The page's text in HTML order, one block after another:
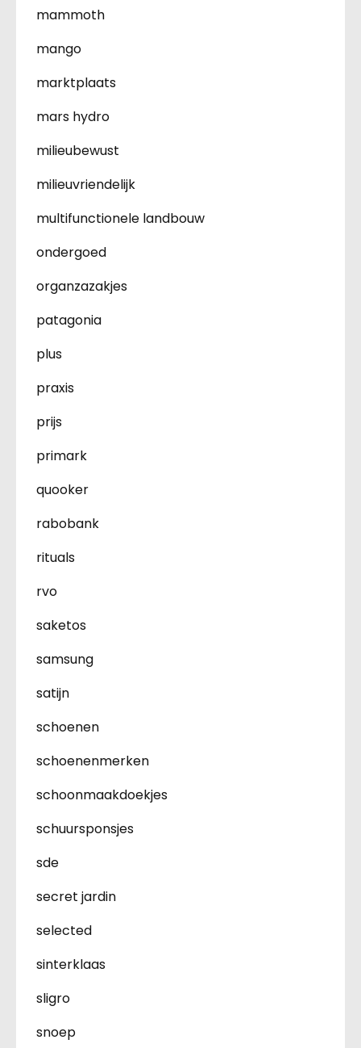
mammoth
mango
marktplaats
mars hydro
milieubewust
milieuvriendelijk
multifunctionele landbouw
ondergoed
organzazakjes
patagonia
plus
praxis
prijs
primark
quooker
rabobank
rituals
rvo
saketos
samsung
satijn
schoenen
schoenenmerken
schoonmaakdoekjes
schuursponsjes
sde
secret jardin
selected
sinterklaas
sligro
snoep